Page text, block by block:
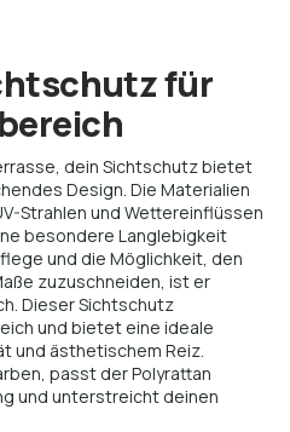
für
dein Sichtschutz bietet
Design. Die Materialien
Strahlen und Wettereinflüssen
besondere Langlebigkeit
und die Möglichkeit, den
zuzuschneiden, ist er
Dieser Sichtschutz
und bietet eine ideale
und ästhetischem Reiz.
passt der Polyrattan
und unterstreicht deinen